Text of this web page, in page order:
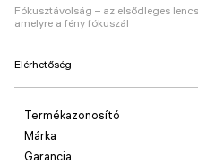
Fókusztávolság – az elsődleges
amelyre a fény fókuszál
Elérhetőség
Termékazonosító
Márka
Garancia